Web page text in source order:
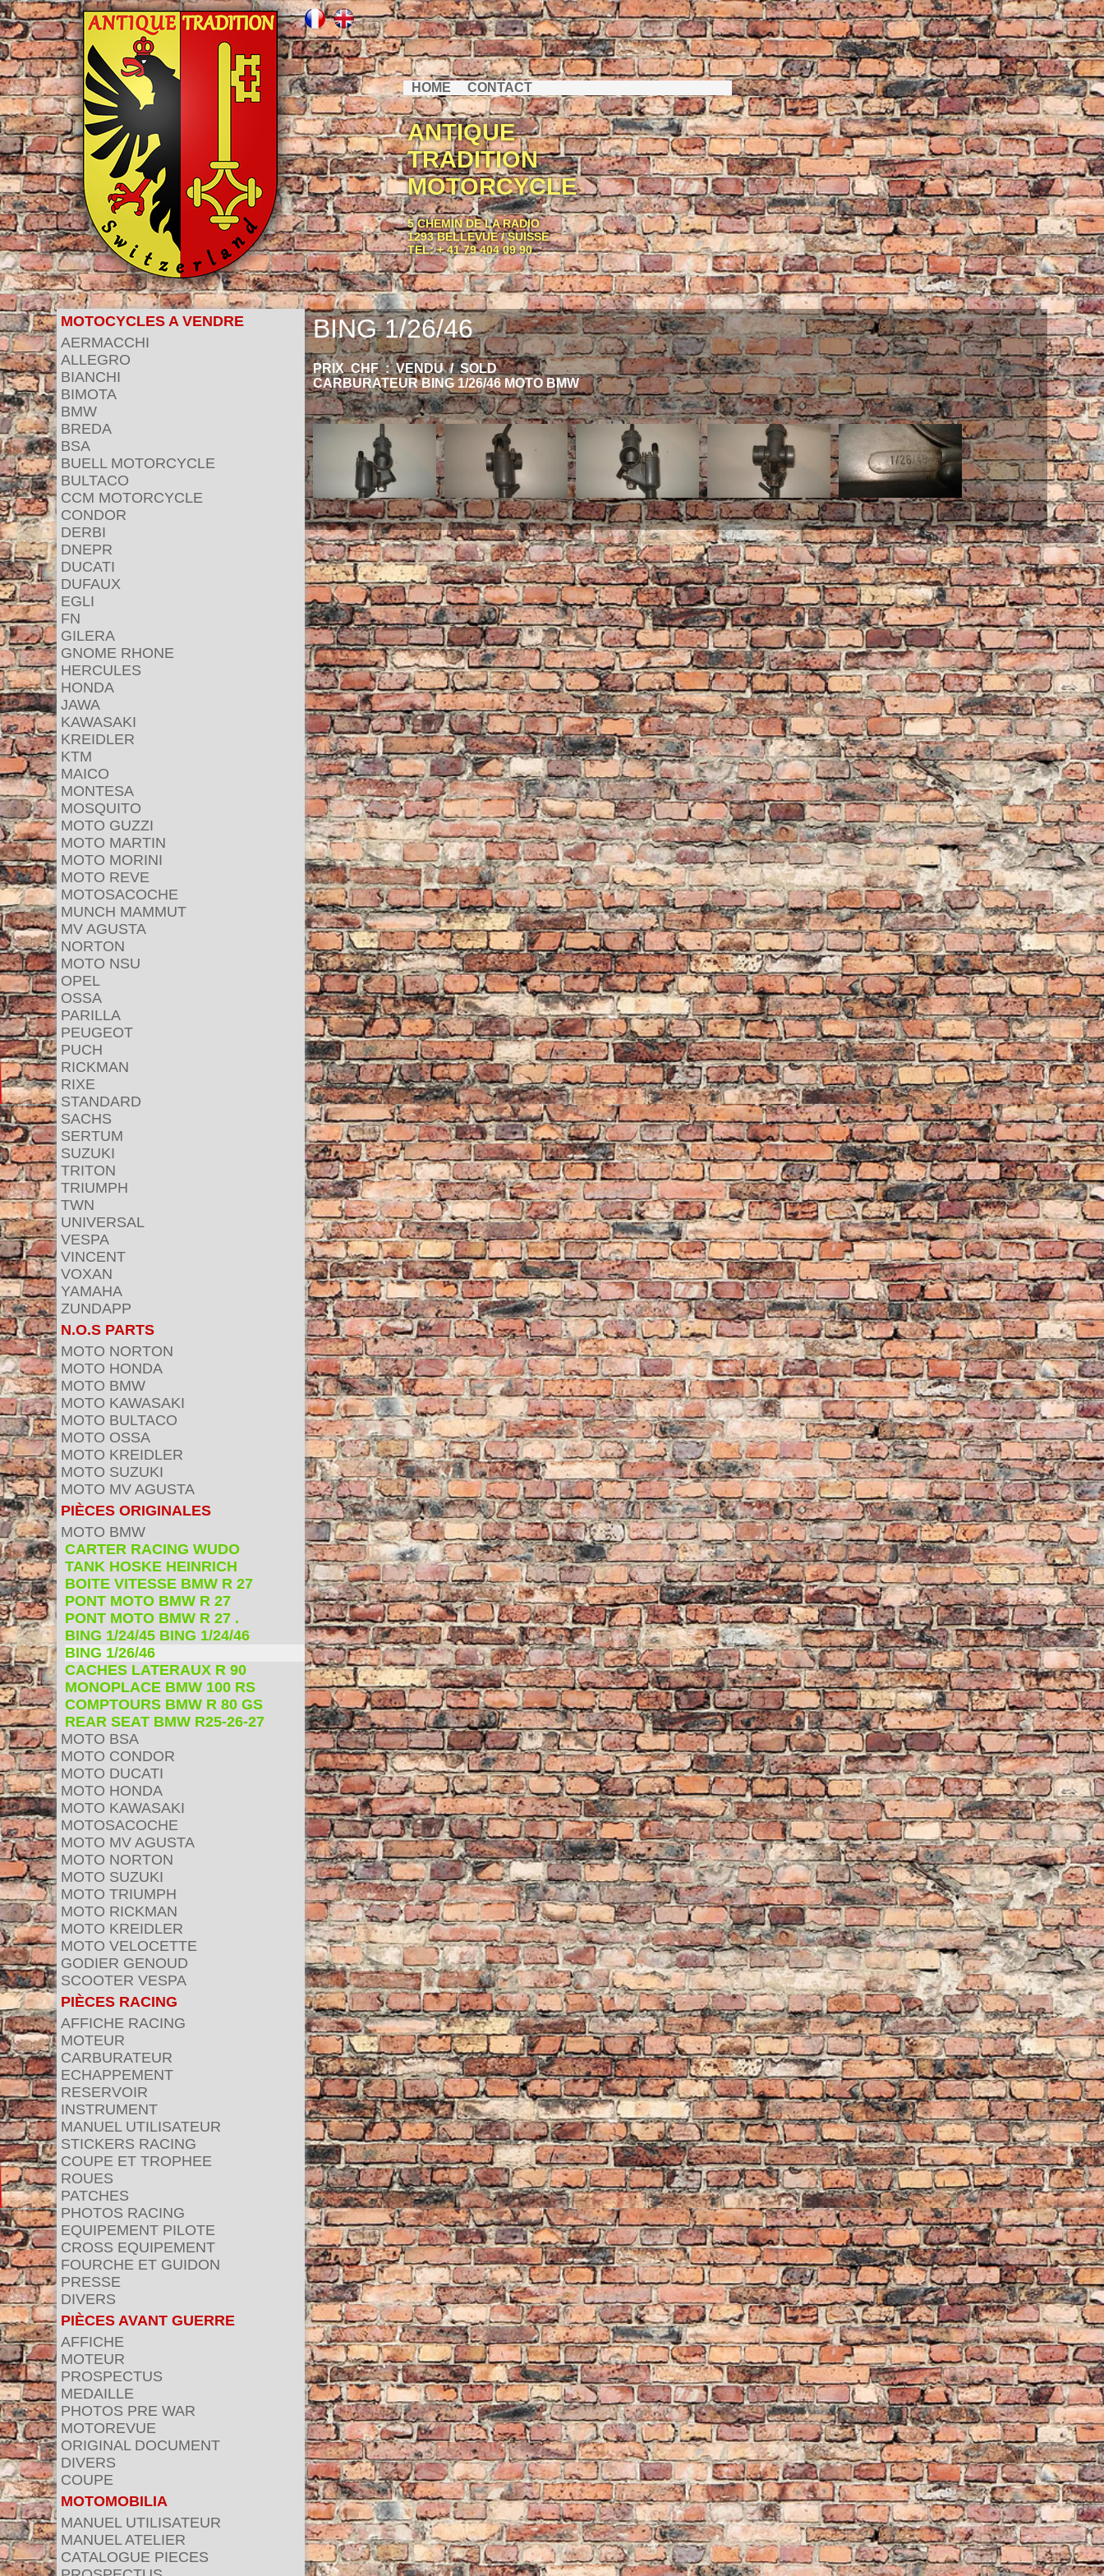
HOME CONTACT
ANTIQUE
TRADITION
MOTORCYCLE
5 CHEMIN DE LA RADIO
1293 BELLEVUE / SUISSE
TEL: + 41 79 404 09 90
MOTOCYCLES A VENDRE
AERMACCHI
ALLEGRO
BIANCHI
BIMOTA
BMW
BREDA
BSA
BUELL MOTORCYCLE
BULTACO
CCM MOTORCYCLE
CONDOR
DERBI
DNEPR
DUCATI
DUFAUX
EGLI
FN
GILERA
GNOME RHONE
HERCULES
HONDA
JAWA
KAWASAKI
KREIDLER
KTM
MAICO
MONTESA
MOSQUITO
MOTO GUZZI
MOTO MARTIN
MOTO MORINI
MOTO REVE
MOTOSACOCHE
MUNCH MAMMUT
MV AGUSTA
NORTON
MOTO NSU
OPEL
OSSA
PARILLA
PEUGEOT
PUCH
RICKMAN
RIXE
STANDARD
SACHS
SERTUM
SUZUKI
TRITON
TRIUMPH
TWN
UNIVERSAL
VESPA
VINCENT
VOXAN
YAMAHA
ZUNDAPP
N.O.S PARTS
MOTO NORTON
MOTO HONDA
MOTO BMW
MOTO KAWASAKI
MOTO BULTACO
MOTO OSSA
MOTO KREIDLER
MOTO SUZUKI
MOTO MV AGUSTA
PIÈCES ORIGINALES
MOTO BMW
CARTER RACING WUDO
TANK HOSKE HEINRICH
BOITE VITESSE BMW R 27
PONT MOTO BMW R 27
PONT MOTO BMW R 27 .
BING 1/24/45 BING 1/24/46
BING 1/26/46
CACHES LATERAUX R 90
MONOPLACE BMW 100 RS
COMPTOURS BMW R 80 GS
REAR SEAT BMW R25-26-27
MOTO BSA
MOTO CONDOR
MOTO DUCATI
MOTO HONDA
MOTO KAWASAKI
MOTOSACOCHE
MOTO MV AGUSTA
MOTO NORTON
MOTO SUZUKI
MOTO TRIUMPH
MOTO RICKMAN
MOTO KREIDLER
MOTO VELOCETTE
GODIER GENOUD
SCOOTER VESPA
PIÈCES RACING
AFFICHE RACING
MOTEUR
CARBURATEUR
ECHAPPEMENT
RESERVOIR
INSTRUMENT
MANUEL UTILISATEUR
STICKERS RACING
COUPE ET TROPHEE
ROUES
PATCHES
PHOTOS RACING
EQUIPEMENT PILOTE
CROSS EQUIPEMENT
FOURCHE ET GUIDON
PRESSE
DIVERS
PIÈCES AVANT GUERRE
AFFICHE
MOTEUR
PROSPECTUS
MEDAILLE
PHOTOS PRE WAR
MOTOREVUE
ORIGINAL DOCUMENT
DIVERS
COUPE
MOTOMOBILIA
MANUEL UTILISATEUR
MANUEL ATELIER
CATALOGUE PIECES
BING 1/26/46
PRIX CHF : VENDU / SOLD
CARBURATEUR BING 1/26/46 MOTO BMW